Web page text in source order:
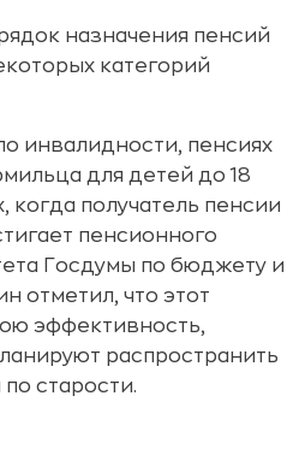
назначения пенсий
категорий
инвалидности, пенсиях
для детей до 18
когда получатель пенсии
пенсионного
Госдумы по бюджету и
отметил, что этот
эффективность,
распространить
старости.